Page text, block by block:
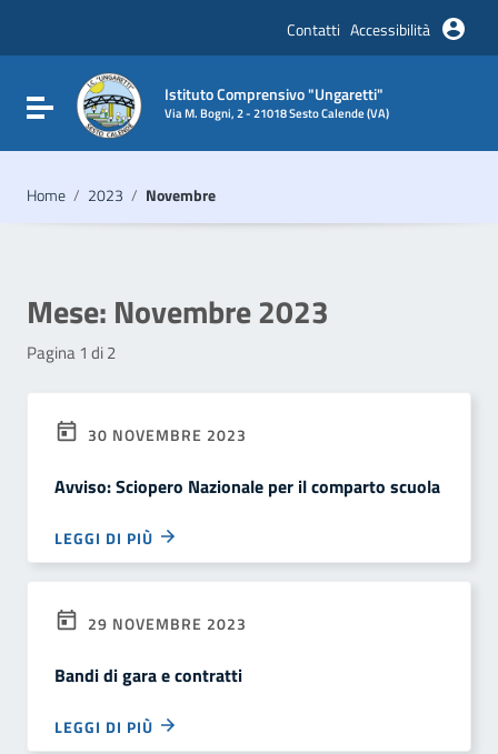
Vai al footer
Contatti Accessibilità
Attiva / disattiva la navigazione
Istituto Comprensivo "Ungaretti"
Via M. Bogni, 2 - 21018 Sesto Calende (VA)
Home / 2023 / Novembre
Mese: Novembre 2023
Pagina 1 di 2
30 NOVEMBRE 2023
Avviso: Sciopero Nazionale per il comparto scuola
LEGGI DI PIÙ
29 NOVEMBRE 2023
Bandi di gara e contratti
LEGGI DI PIÙ